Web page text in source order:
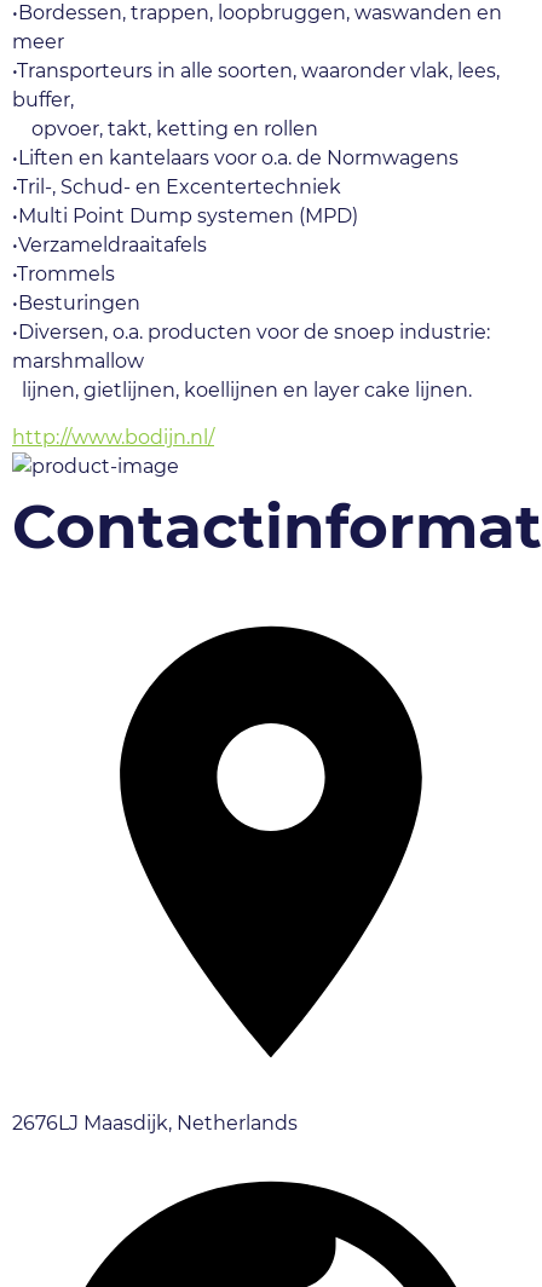
•Bordessen, trappen, loopbruggen, waswanden en
meer
•Transporteurs in alle soorten, waaronder vlak, lees,
buffer,
    opvoer, takt, ketting en rollen
•Liften en kantelaars voor o.a. de Normwagens
•Tril-, Schud- en Excentertechniek
•Multi Point Dump systemen (MPD)
•Verzameldraaitafels
•Trommels
•Besturingen
•Diversen, o.a. producten voor de snoep industrie:
marshmallow
  lijnen, gietlijnen, koellijnen en layer cake lijnen.
http://www.bodijn.nl/
2676LJ Maasdijk, Netherlands